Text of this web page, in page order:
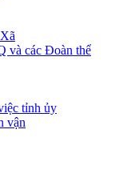
và các Đoàn thể
tỉnh ủy
vận